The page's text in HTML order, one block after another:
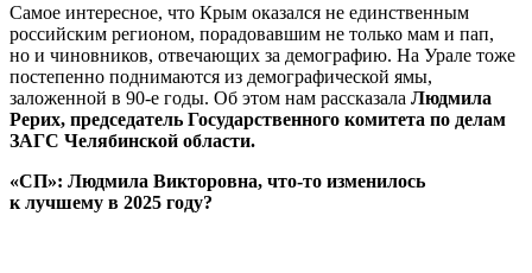
Самое интересное, что Крым оказался не единственным
российским регионом, порадовавшим не только мам и пап,
но и чиновников, отвечающих за демографию. На Урале тоже
постепенно поднимаются из демографической ямы,
заложенной в 90-е годы. Об этом нам рассказала Людмила
Рерих, председатель Государственного комитета по делам
ЗАГС Челябинской области.
«СП»: Людмила Викторовна, что-то изменилось
к лучшему в 2025 году?